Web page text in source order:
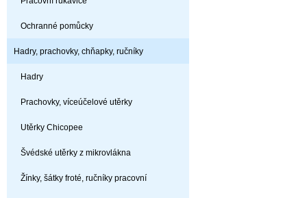
Ochranné pomůcky
Hadry, prachovky, chňapky, ručníky
Hadry
Prachovky, víceúčelové utěrky
Utěrky Chicopee
Švédské utěrky z mikrovlákna
Žínky, šátky froté, ručníky pracovní